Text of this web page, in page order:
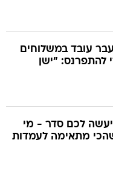
עובד במשלוחים
להתפרנס: "ישן
לכם סדר - מי
מתאימה לעמדות